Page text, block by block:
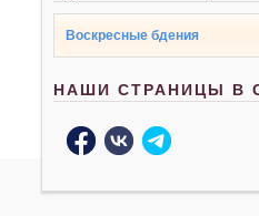
Воскресные бдения
НАШИ СТРАНИЦЫ В